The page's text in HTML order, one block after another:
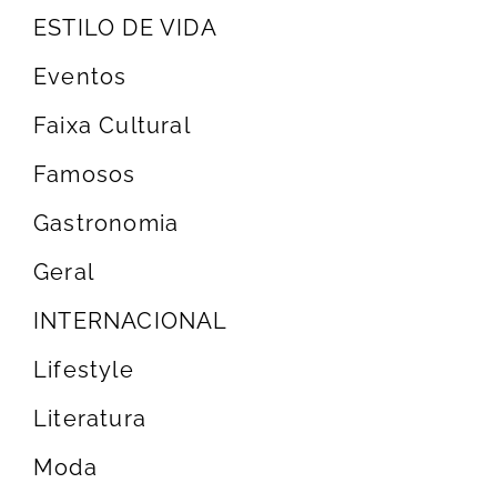
ESTILO DE VIDA
Eventos
Faixa Cultural
Famosos
Gastronomia
Geral
INTERNACIONAL
Lifestyle
Literatura
Moda